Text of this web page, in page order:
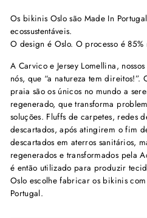
Os bikinis Oslo são Made In
ecossustentáveis.
O design é Oslo. O processo é 85%
A Carvico e Jersey Lomellina,
nós, que “a natureza tem direitos!”.
praia são os únicos no mundo a
regenerado, que transforma
soluções. Fluffs de carpetes, redes
descartados, após atingirem o fim
descartados em aterros sanitários,
regenerados e transformados pela
é então utilizado para produzir
Oslo escolhe fabricar os bikinis
Portugal.